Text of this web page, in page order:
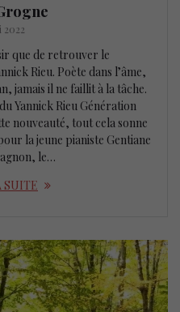
2022
que de retrouver le
Rieu. Poète dans l’âme,
jamais il ne faillit à la tâche.
Yannick Rieu Génération
nouveauté, tout cela sonne
la jeune pianiste Gentiane
le…
SUITE